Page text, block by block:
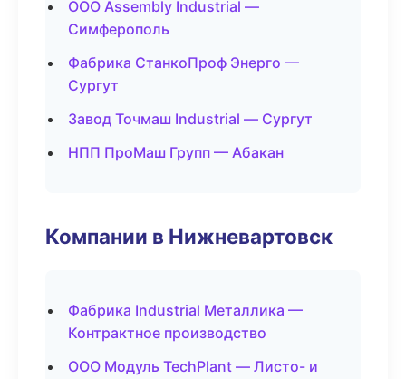
ООО Assembly Industrial —
Симферополь
Фабрика СтанкоПроф Энерго —
Сургут
Завод Точмаш Industrial — Сургут
НПП ПроМаш Групп — Абакан
Компании в Нижневартовск
Фабрика Industrial Металлика —
Контрактное производство
ООО Модуль TechPlant — Листо- и